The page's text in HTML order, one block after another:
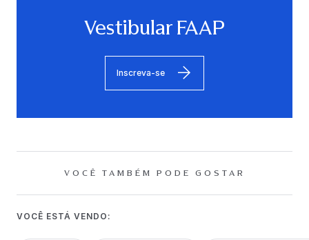
Vestibular FAAP
Inscreva-se
VOCÊ TAMBÉM PODE GOSTAR
VOCÊ ESTÁ VENDO: